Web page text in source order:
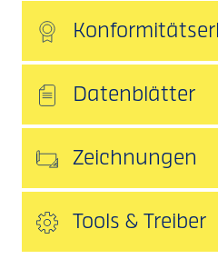
Datenblätter
Zeichnungen
Tools & Treiber